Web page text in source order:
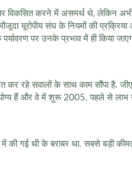
विकसित करने में असमर्थ थे, लेकिन
यूरोपीय संघ के नियमों की
पर उनके प्रभाव में ही किया
कर रहे सवालों के साथ काम सौंपा
योग्य हैं और वे में शुरू 2005. पहले से
गई थी के बराबर था. सबसे बड़ी